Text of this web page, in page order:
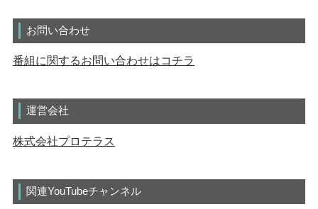
お問い合わせ
番組に関するお問い合わせはコチラ
運営会社
株式会社プロテラス
関連YouTubeチャンネル